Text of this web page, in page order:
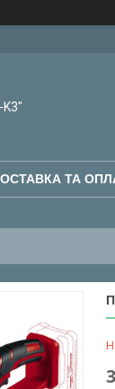
K3"
ТА